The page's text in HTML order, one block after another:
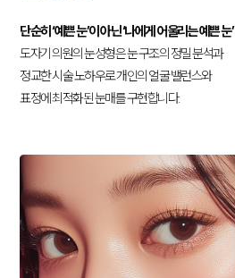
단순히 ‘예쁜 눈’이 아닌 ‘나에게 어울리는 예쁜 눈’
도자기 의원의 눈성형은 눈 구조의 정밀 분석과
정교한 시술 노하우로개인의 얼굴 밸런스와
표정에 최적화된 눈매를 구현합니다.